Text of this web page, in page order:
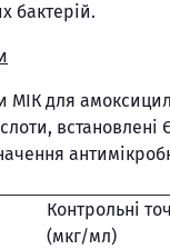
бактерій.
МІК для
Контрольні
(мкг/мл)